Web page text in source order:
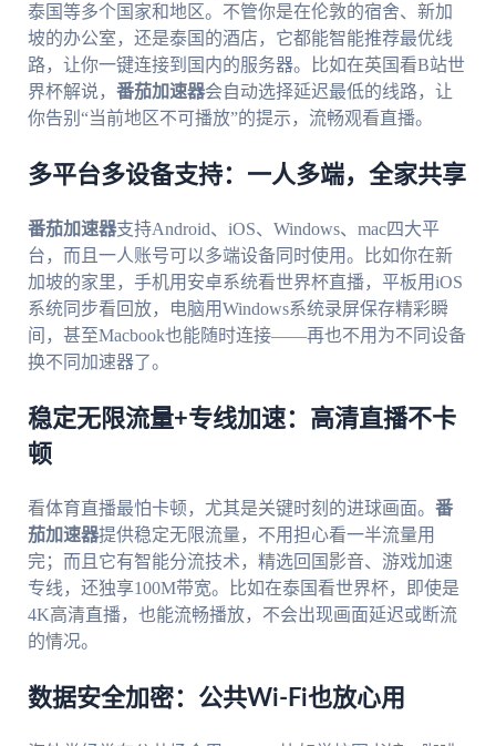
泰国等多个国家和地区。不管你是在伦敦的宿舍、新加
坡的办公室，还是泰国的酒店，它都能智能推荐最优线
路，让你一键连接到国内的服务器。比如在英国看B站世
界杯解说， 番茄加速器会自动选择延迟最低的线路，让
你告别“当前地区不可播放”的提示，流畅观看直播。
多平台多设备支持：一人多端，全家共享
番茄加速器支持Android、iOS、Windows、mac四大平
台，而且一人账号可以多端设备同时使用。比如你在新
加坡的家里，手机用安卓系统看世界杯直播，平板用iOS
系统同步看回放，电脑用Windows系统录屏保存精彩瞬
间，甚至Macbook也能随时连接——再也不用为不同设备
换不同加速器了。
稳定无限流量+专线加速：高清直播不卡
顿
看体育直播最怕卡顿，尤其是关键时刻的进球画面。 番
茄加速器提供稳定无限流量，不用担心看一半流量用
完；而且它有智能分流技术，精选回国影音、游戏加速
专线，还独享100M带宽。比如在泰国看世界杯，即使是
4K高清直播，也能流畅播放，不会出现画面延迟或断流
的情况。
数据安全加密：公共Wi-Fi也放心用